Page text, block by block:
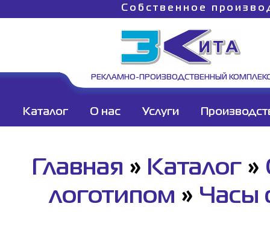
Собственное
РЕКЛАМНО-ПРОИЗВОДСТВЕННЫЙ
Каталог О нас Услуги
Главная » Каталог»
логотипом » Часы